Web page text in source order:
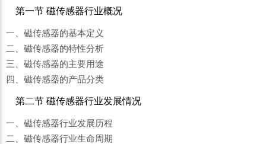
第一节 磁传感器行业概况
一、磁传感器的基本定义
二、磁传感器的特性分析
三、磁传感器的主要用途
四、磁传感器的产品分类
第二节 磁传感器行业发展情况
一、磁传感器行业发展历程
二、磁传感器行业生命周期